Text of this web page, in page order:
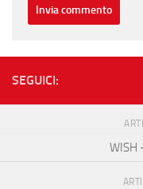
SEGUICI:
WISH